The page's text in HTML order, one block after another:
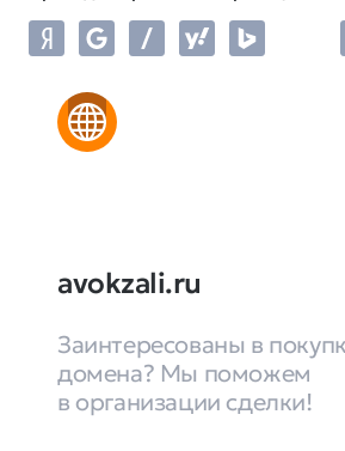
avokzali.ru
Заинтересованы в
домена? Мы поможем
в организации сделки!